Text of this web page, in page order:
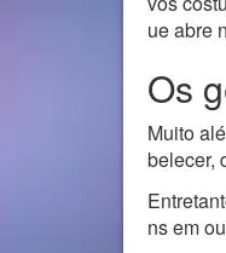
ue abre
Os
Muito
belecer,
ns em